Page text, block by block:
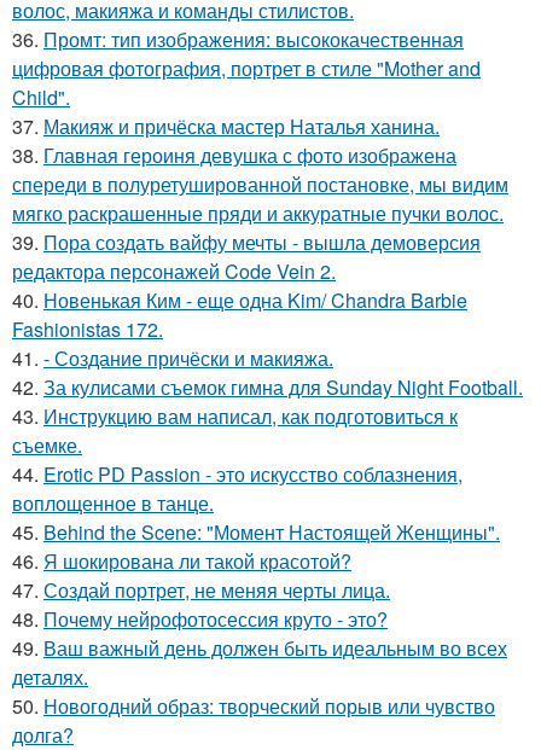
волос, макияжа и команды стилистов.
36. Промт: тип изображения: высококачественная
цифровая фотография, портрет в стиле "Mother and
Child".
37. Макияж и причёска мастер Наталья ханина.
38. Главная героиня девушка с фото изображена
спереди в полуретушированной постановке, мы видим
мягко раскрашенные пряди и аккуратные пучки волос.
39. Пора создать вайфу мечты - вышла демоверсия
редактора персонажей Code Vein 2.
40. Новенькая Ким - еще одна Kim/ Chandra Barbie
Fashionistas 172.
41. - Создание причёски и макияжа.
42. За кулисами съемок гимна для Sunday Night Football.
43. Инструкцию вам написал, как подготовиться к
съемке.
44. Erotic PD Passion - это искусство соблазнения,
воплощенное в танце.
45. Behind the Scene: "Момент Настоящей Женщины".
46. Я шокирована ли такой красотой?
47. Создай портрет, не меняя черты лица.
48. Почему нейрофотосессия круто - это?
49. Ваш важный день должен быть идеальным во всех
деталях.
50. Новогодний образ: творческий порыв или чувство
долга?